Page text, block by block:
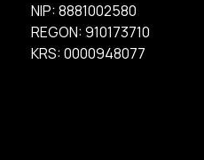
NIP: 8881002580
REGON: 910173710
KRS: 0000948077